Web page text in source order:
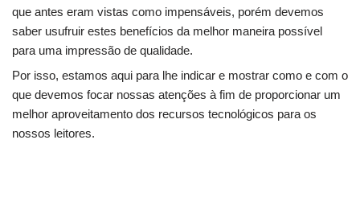
que antes eram vistas como impensáveis, porém devemos
saber usufruir estes benefícios da melhor maneira possível
para uma impressão de qualidade.
Por isso, estamos aqui para lhe indicar e mostrar como e com o
que devemos focar nossas atenções à fim de proporcionar um
melhor aproveitamento dos recursos tecnológicos para os
nossos leitores.